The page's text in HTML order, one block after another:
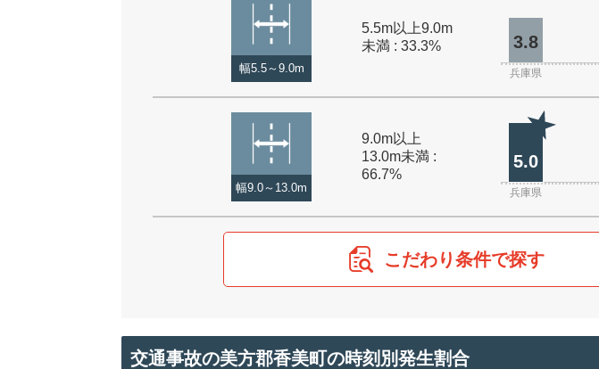
幅5.5～9.0m
5.5m以上9.0m
未満 : 33.3%
3.8
兵庫県
幅9.0～13.0m
9.0m以上
13.0m未満 :
66.7%
5.0
兵庫県
こだわり条件で探す
交通事故の美方郡香美町の時刻別発生割合